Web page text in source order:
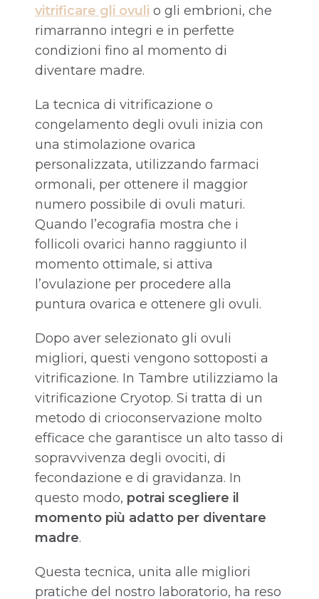
vitrificare gli ovuli o gli embrioni, che
rimarranno integri e in perfette
condizioni fino al momento di
diventare madre.
La tecnica di vitrificazione o
congelamento degli ovuli inizia con
una stimolazione ovarica
personalizzata, utilizzando farmaci
ormonali, per ottenere il maggior
numero possibile di ovuli maturi.
Quando l’ecografia mostra che i
follicoli ovarici hanno raggiunto il
momento ottimale, si attiva
l’ovulazione per procedere alla
puntura ovarica e ottenere gli ovuli.
Dopo aver selezionato gli ovuli
migliori, questi vengono sottoposti a
vitrificazione. In Tambre utilizziamo la
vitrificazione Cryotop. Si tratta di un
metodo di crioconservazione molto
efficace che garantisce un alto tasso di
sopravvivenza degli ovociti, di
fecondazione e di gravidanza. In
questo modo, potrai scegliere il
momento più adatto per diventare
madre.
Questa tecnica, unita alle migliori
pratiche del nostro laboratorio, ha reso